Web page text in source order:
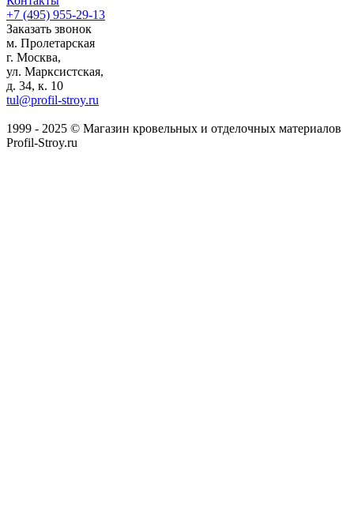
+7 (495) 955-29-13
Заказать звонок
м. Пролетарская
г. Москва,
ул. Марксистская,
д. 34, к. 10
tul@profil-stroy.ru
1999 - 2025 © Магазин кровельных и отделочных материалов
Profil-Stroy.ru